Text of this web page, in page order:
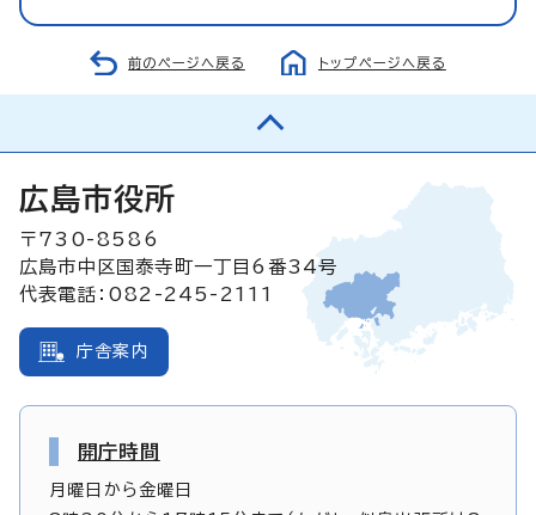
前のページへ戻る トップページへ戻る
広島市役所
〒730-8586
広島市中区国泰寺町一丁目6番34号
代表電話：082-245-2111
庁舎案内
開庁時間
月曜日から金曜日